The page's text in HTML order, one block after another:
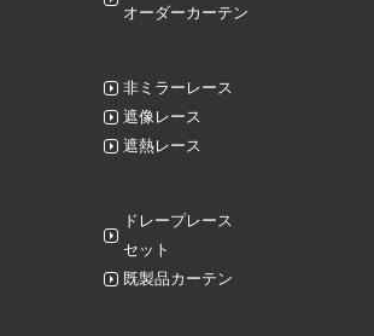
オーダーカーテン
非ミラーレース
遮像レース
遮熱レース
ドレープレース
セット
既製品カーテン